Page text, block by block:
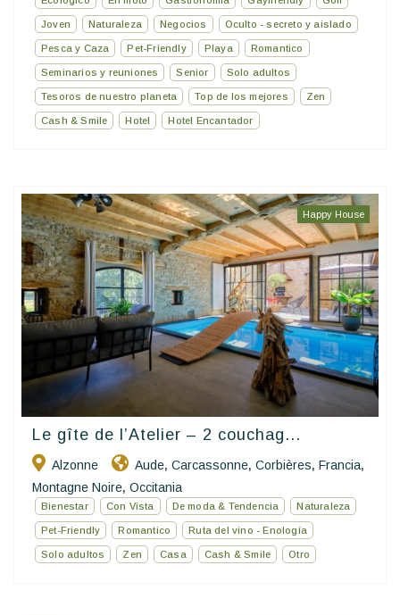
Joven Naturaleza Negocios Oculto - secreto y aislado
Pesca y Caza Pet-Friendly Playa Romantico
Seminarios y reuniones Senior Solo adultos
Tesoros de nuestro planeta Top de los mejores Zen
Cash & Smile Hotel Hotel Encantador
Happy House
Le gîte de l’Atelier – 2 couchag...
Alzonne Aude, Carcassonne, Corbières, Francia,
Montagne Noire, Occitania
Bienestar Con Vista De moda & Tendencia Naturaleza
Pet-Friendly Romantico Ruta del vino - Enología
Solo adultos Zen Casa Cash & Smile Otro